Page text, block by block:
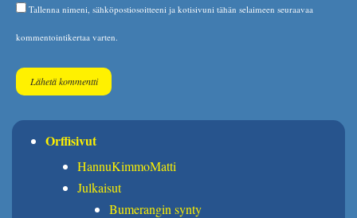
Tallenna nimeni, sähköpostiosoitteeni ja kotisivuni tähän selaimeen seuraavaa
kommentointikertaa varten.
Orffisivut
HannuKimmoMatti
Julkaisut
Bumerangin synty